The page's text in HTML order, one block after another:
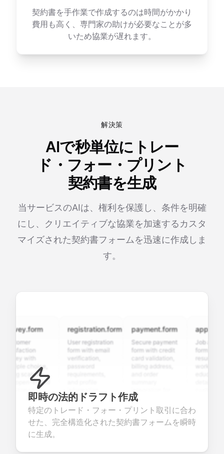
契約書を手作業で作成するのは時間がかかり
費用も高く、専門家の助けが必要なことが多
いため協業が遅れます。
解決策
AIで秒単位にトレー
ド・フォー・プリント
契約書を生成
当サービスのAIは、権利を保護し、条件を明確
にし、クリエイティブな協業を加速するカスタ
マイズされた契約書フォームを迅速に作成しま
す。
with
open-ended
valuable
about
products or
registration.form
User registration
form with email
verification,
information
fields for
seamless
account
creation.
payment.form
Secure payment
form with credit
card validation,
integration for
smooth e-
commerce
transactions.
Job
form with
resume
questions for
efficient
candidate
即時の法的ドラフト作成
特定のトレード・フォー・プリント取引に合わ
せた、完全構造化された契約書フォームを瞬時
に生成。